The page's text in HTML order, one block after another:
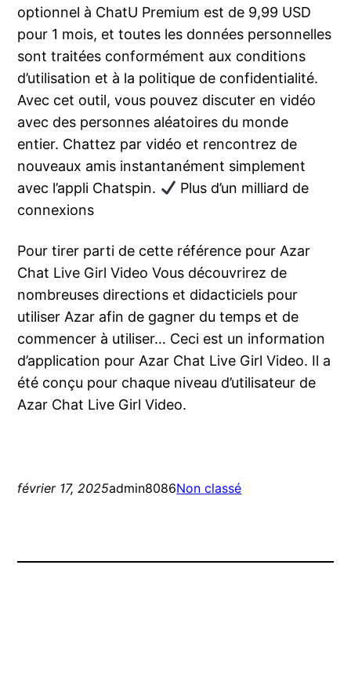
optionnel à ChatU Premium est de 9,99 USD
pour 1 mois, et toutes les données personnelles
sont traitées conformément aux conditions
d’utilisation et à la politique de confidentialité.
Avec cet outil, vous pouvez discuter en vidéo
avec des personnes aléatoires du monde
entier. Chattez par vidéo et rencontrez de
nouveaux amis instantanément simplement
avec l’appli Chatspin.
Plus d’un milliard de
connexions
Pour tirer parti de cette référence pour Azar
Chat Live Girl Video Vous découvrirez de
nombreuses directions et didacticiels pour
utiliser Azar afin de gagner du temps et de
commencer à utiliser… Ceci est un information
d’application pour Azar Chat Live Girl Video. Il a
été conçu pour chaque niveau d’utilisateur de
Azar Chat Live Girl Video.
février 17, 2025admin8086Non classé